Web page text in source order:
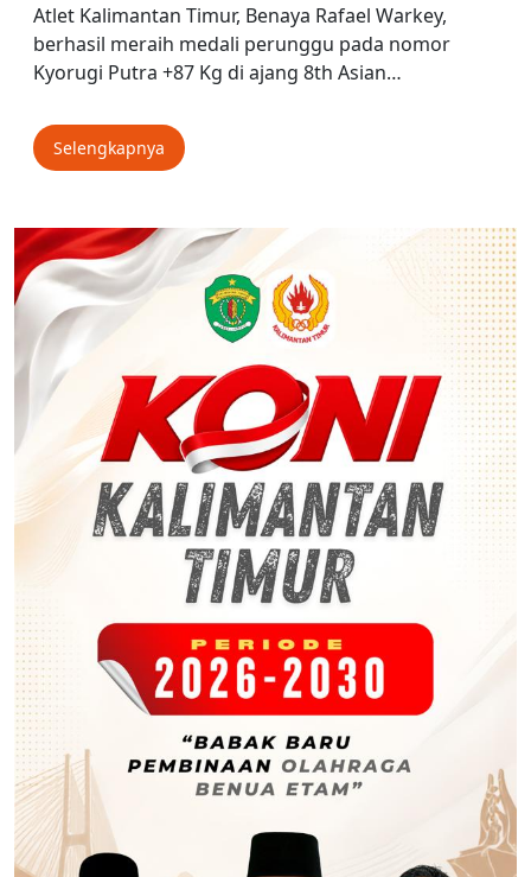
Atlet Kalimantan Timur, Benaya Rafael Warkey,
berhasil meraih medali perunggu pada nomor
Kyorugi Putra +87 Kg di ajang 8th Asian…
Selengkapnya